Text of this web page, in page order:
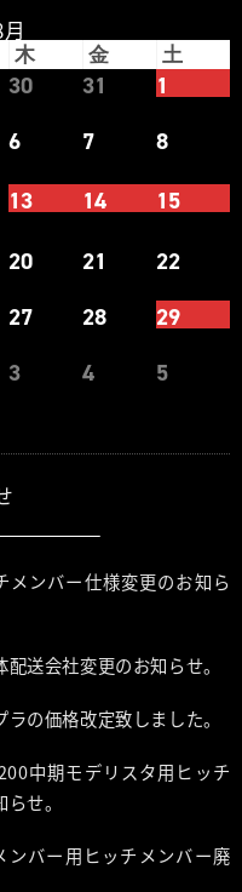
木 金 土
30 31
1
6 7 8
13 14
15
20 21
22
27 28
29
3 4 5
メンバー仕様変更のお知ら
送会社変更のお知らせ。
の価格改定致しました。
中期モデリスタ用ヒッチ
せ。
ンバー用ヒッチメンバー廃